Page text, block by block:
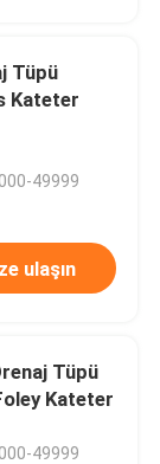
Tüpü
Kateter
49999
ulaşın
Tüpü
Kateter
49999